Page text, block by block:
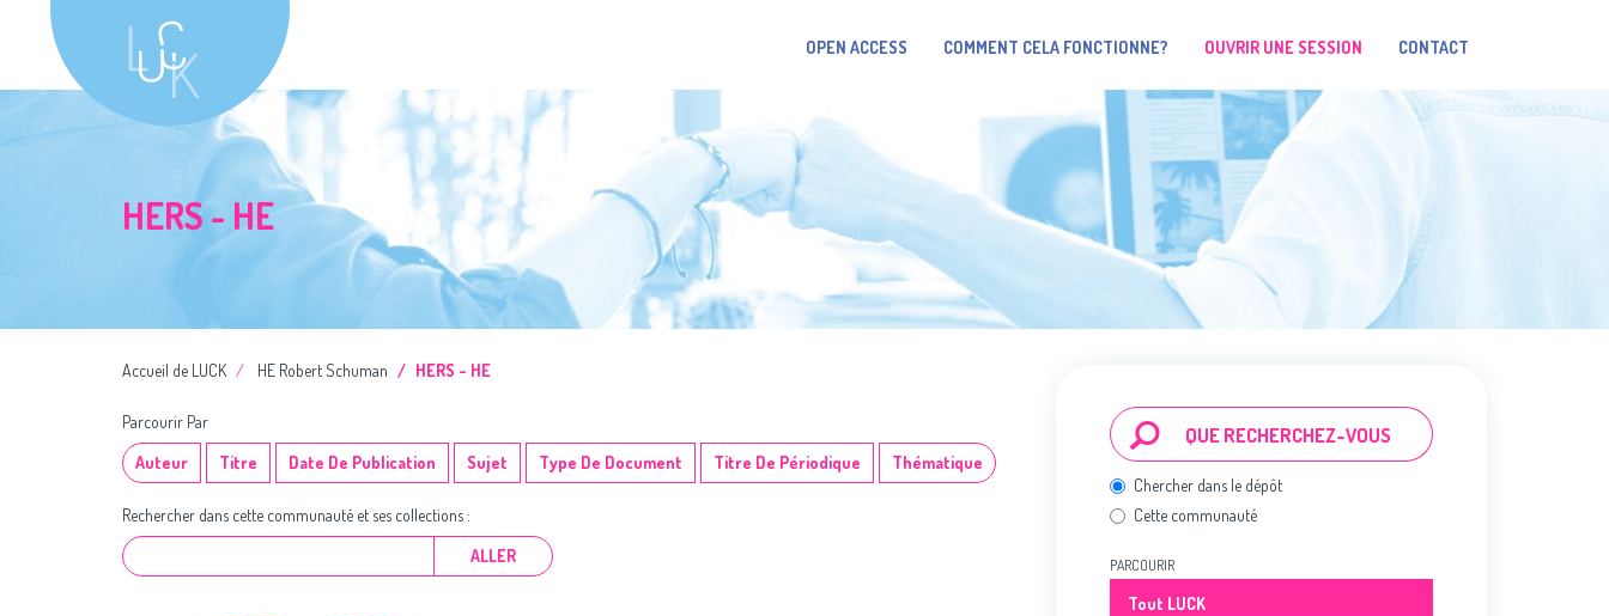
OPEN ACCESS COMMENT CELA FONCTIONNE? OUVRIR UNE SESSION CONTACT
HERS - HE
Accueil de LUCK HE Robert Schuman HERS - HE
Parcourir Par
Auteur
Titre Date De Publication Sujet Type De Document Titre De Périodique Thématique
Rechercher dans cette communauté et ses collections :
ALLER
Chercher dans le dépôt
Cette communauté
PARCOURIR
Tout LUCK